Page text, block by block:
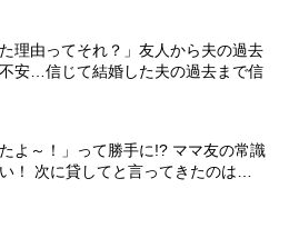
た理由ってそれ？」友人から夫の過去
安…信じて結婚した夫の過去まで信
たよ～！」って勝手に!? ママ友の常識
！ 次に貸してと言ってきたのは…